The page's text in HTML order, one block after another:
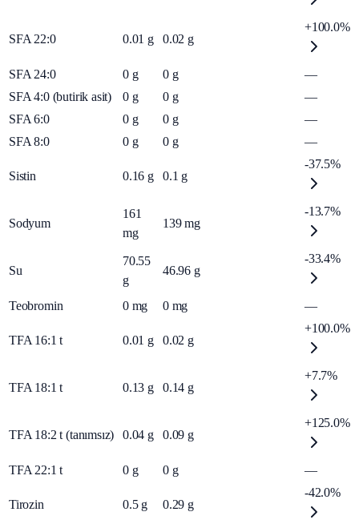
SFA 22:0 0.01 g 0.02 g
+100.0%
SFA 24:0 0 g 0 g
—
SFA 4:0 (butirik asit)
0 g 0 g
—
SFA 6:0
0 g 0 g
—
SFA 8:0
0 g 0 g —
Sistin 0.16 g 0.1 g
-37.5%
Sodyum
161
mg
139 mg
-13.7%
Su
70.55
g
46.96 g
-33.4%
Teobromin 0 mg 0 mg —
TFA 16:1 t 0.01 g 0.02 g
+100.0%
TFA 18:1 t 0.13 g 0.14 g
+7.7%
TFA 18:2 t (tanımsız) 0.04 g 0.09 g
+125.0%
TFA 22:1 t 0 g 0 g —
Tirozin 0.5 g 0.29 g
-42.0%